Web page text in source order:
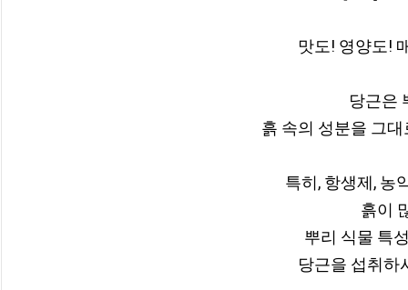
맛도! 영양도!
당근은
흙 속의 성분을 그
특히, 항생제, 농
흙이
뿌리 식물 특
당근을 섭취하